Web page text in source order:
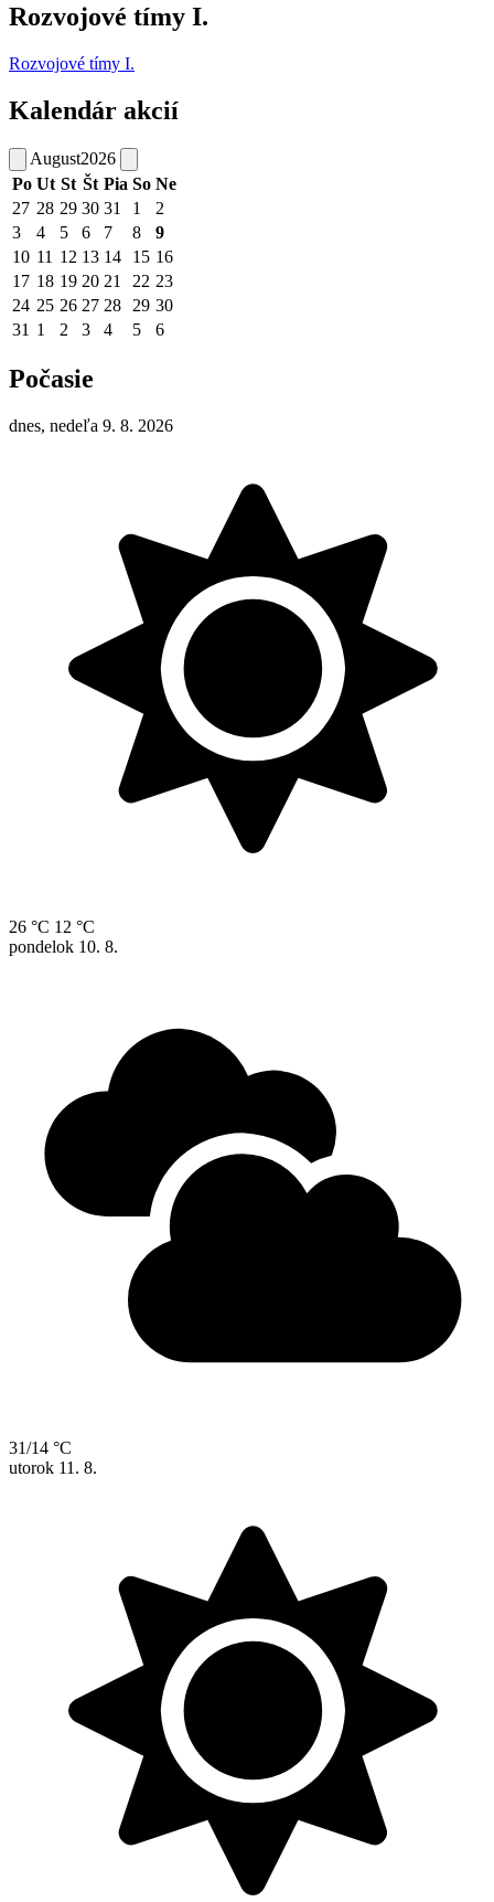
Rozvojové tímy I.
Rozvojové tímy I.
Kalendár akcií
August2026
Po Ut St Št Pia So Ne
27 28 29 30 31 1
2
3
4 5 6 7 8
9
10 11 12 13 14 15 16
17 18 19 20 21 22 23
24 25 26 27 28 29 30
31 1 2 3 4 5 6
Počasie
dnes, nedeľa 9. 8. 2026
26 °C 12 °C
pondelok 10. 8.
31/14 °C
utorok 11. 8.